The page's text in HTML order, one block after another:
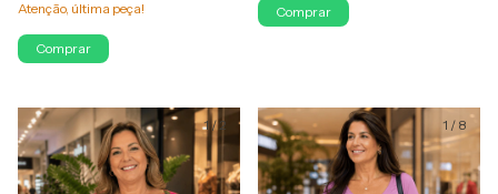
Atenção, última peça!
Comprar
Comprar
1 / 2 1 / 8